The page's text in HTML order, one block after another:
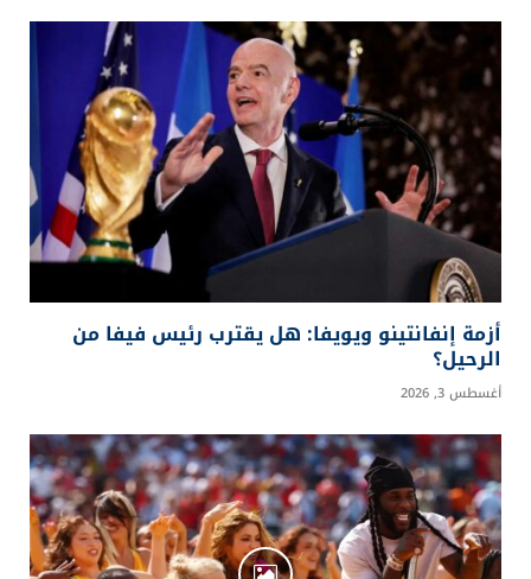
أزمة إنفانتينو ويويفا: هل يقترب رئيس فيفا من
الرحيل؟
أغسطس 3, 2026